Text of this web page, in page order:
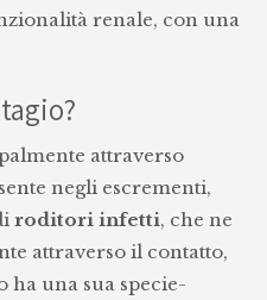
renale, con una
attraverso
negli escrementi,
roditori infetti, che ne
attraverso il contatto,
ha una sua specie-